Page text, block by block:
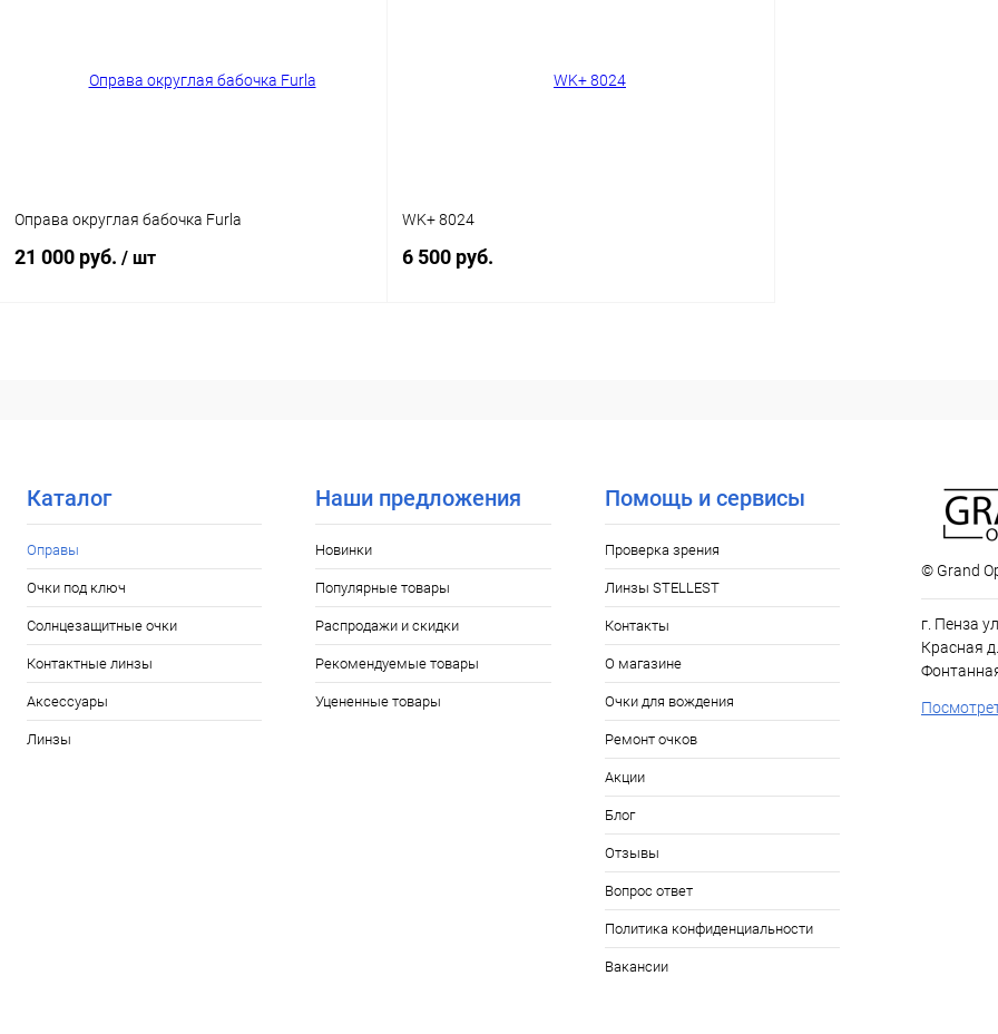
Оправа округлая бабочка Furla
21 000 руб. / шт
WK+ 8024
6 500 руб.
Каталог
Оправы
Очки под ключ
Солнцезащитные очки
Контактные линзы
Аксессуары
Линзы
Наши предложения
Новинки
Популярные товары
Распродажи и скидки
Рекомендуемые товары
Уцененные товары
Помощь и сервисы
Проверка зрения
Линзы STELLEST
Контакты
О магазине
Очки для вождения
Ремонт очков
Акции
Блог
Отзывы
Вопрос ответ
Политика конфиденциальности
Вакансии
© Grand
г. Пенза
Красная